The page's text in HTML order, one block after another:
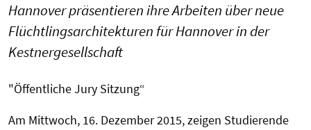
Hannover präsentieren ihre Arbeiten über neue
Flüchtlingsarchitekturen für Hannover in der
Kestnergesellschaft
"Öffentliche Jury Sitzung“
Am Mittwoch, 16. Dezember 2015, zeigen Studierende